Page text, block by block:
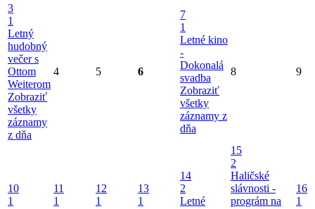
3
1
Letný
hudobný
večer s
Ottom
Weiterom
Zobraziť
všetky
záznamy
z dňa
4 5 6
7
1
Letné kino
-
Dokonalá
svadba
Zobraziť
všetky
záznamy z
dňa
8 9
10
1
11
1
12
1
13
1
14
2
Letné
15
2
Haličské
slávnosti -
prográm na
16
1